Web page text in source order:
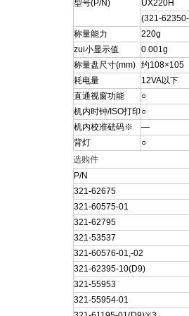
型号(P/N)
UX220H
(321-
称量能力
220g
zui小显示值
0.001g
称量盘尺寸(mm) 约108×105
耗电量
12VA以下
直通视窗功能
○
机内时钟/ISO打印 ○
机内校准砝码※
—
背灯
○
选购件
P/N
321-62675
321-60575-01
321-62795
321-53537
321-60576-01,-02
321-62395-10(D9)
321-55953
321-55954-01